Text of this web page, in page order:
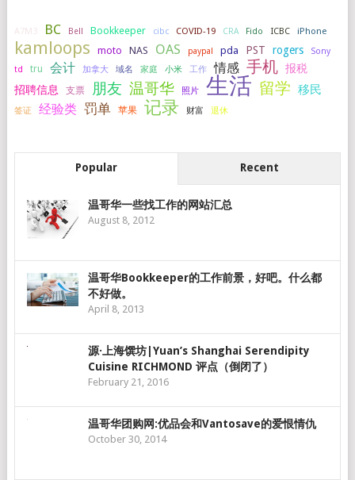
A7M3 BC Bell Bookkeeper cibc COVID-19 CRA Fido ICBC iPhone
kamloops moto NAS OAS paypal pda PST rogers
Sony
td
tru 会计 加拿大 域名 家庭 小米 工作 情感 手机 报税
招聘信息
支票 朋友 温哥华 照片 生活 留学 移民
签证 经验类 罚单 苹果 记录 财富 退休
Popular Recent
温哥华一些找工作的网站汇总
August 8, 2012
温哥华Bookkeeper的工作前景，好吧。什么都
不好做。
April 8, 2013
源·上海馔坊|Yuan’s Shanghai Serendipity
Cuisine RICHMOND 评点（倒闭了）
February 21, 2016
温哥华团购网:优品会和Vantosave的爱恨情仇
October 30, 2014